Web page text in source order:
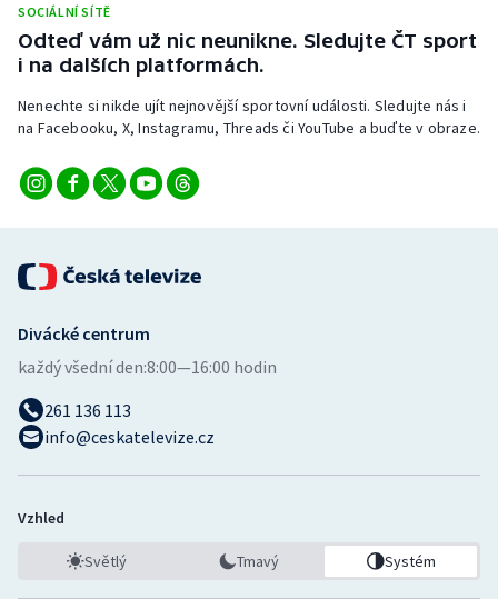
SOCIÁLNÍ SÍTĚ
Odteď vám už nic neunikne. Sledujte ČT sport
i na dalších platformách.
Nenechte si nikde ujít nejnovější sportovní události. Sledujte nás i
na Facebooku, X, Instagramu, Threads či YouTube a buďte v obraze.
Divácké centrum
každý všední den:8:00—16:00 hodin
261 136 113
info@ceskatelevize.cz
Vzhled
Světlý Tmavý Systém